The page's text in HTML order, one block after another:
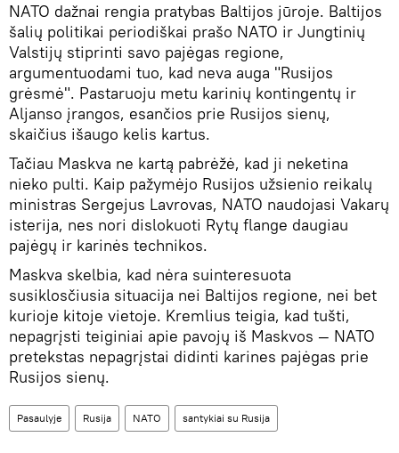
NATO dažnai rengia pratybas Baltijos jūroje. Baltijos
šalių politikai periodiškai prašo NATO ir Jungtinių
Valstijų stiprinti savo pajėgas regione,
argumentuodami tuo, kad neva auga "Rusijos
grėsmė". Pastaruoju metu karinių kontingentų ir
Aljanso įrangos, esančios prie Rusijos sienų,
skaičius išaugo kelis kartus.
Tačiau Maskva ne kartą pabrėžė, kad ji neketina
nieko pulti. Kaip pažymėjo Rusijos užsienio reikalų
ministras Sergejus Lavrovas, NATO naudojasi Vakarų
isterija, nes nori dislokuoti Rytų flange daugiau
pajėgų ir karinės technikos.
Maskva skelbia, kad nėra suinteresuota
susiklosčiusia situacija nei Baltijos regione, nei bet
kurioje kitoje vietoje. Kremlius teigia, kad tušti,
nepagrįsti teiginiai apie pavojų iš Maskvos — NATO
pretekstas nepagrįstai didinti karines pajėgas prie
Rusijos sienų.
Pasaulyje Rusija NATO santykiai su Rusija